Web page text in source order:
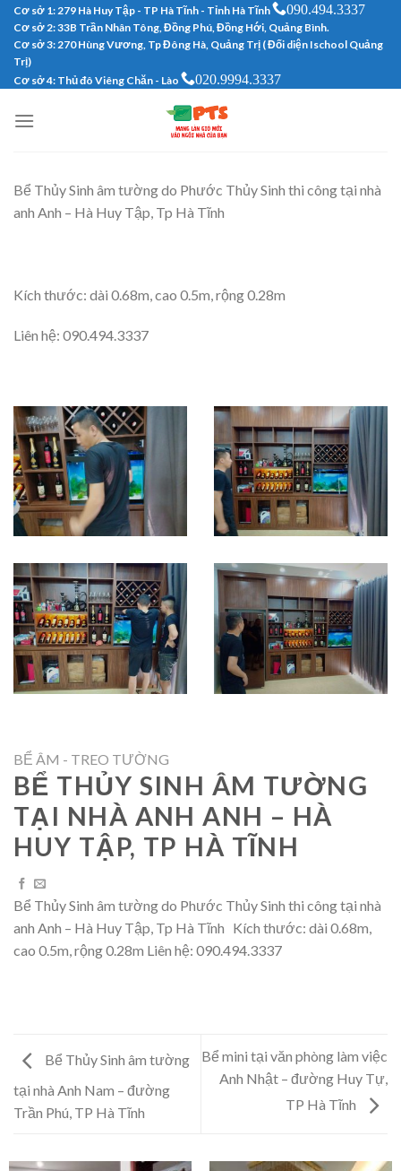
Skip
content
Cơ sở 1: 279 Hà Huy Tập - TP Hà Tĩnh - Tỉnh Hà Tĩnh 090.494.3337
Cơ sở 2: 33B Trần Nhân Tông, Đồng Phú, Đồng Hới, Quảng Bình.
Cơ sở 3: 270 Hùng Vương, Tp Đông Hà, Quảng Trị ( Đối diện Ischool Quảng
Trị)
Cơ sở 4: Thủ đô Viêng Chăn - Lào
020.9994.3337
Bể Thủy Sinh âm tường do Phước Thủy Sinh thi công tại nhà
anh Anh – Hà Huy Tập, Tp Hà Tĩnh
Kích thước: dài 0.68m, cao 0.5m, rộng 0.28m
Liên hệ: 090.494.3337
BỂ ÂM - TREO TƯỜNG
BỂ THỦY SINH ÂM TƯỜNG
TẠI NHÀ ANH ANH – HÀ
HUY TẬP, TP HÀ TĨNH
Bể Thủy Sinh âm tường do Phước Thủy Sinh thi công tại nhà
anh Anh – Hà Huy Tập, Tp Hà Tĩnh Kích thước: dài 0.68m,
cao 0.5m, rộng 0.28m Liên hệ: 090.494.3337
Bể Thủy Sinh âm tường
tại nhà Anh Nam – đường
Trần Phú, TP Hà Tĩnh
Bể mini tại văn phòng làm việc
Anh Nhật – đường Huy Tự,
TP Hà Tĩnh